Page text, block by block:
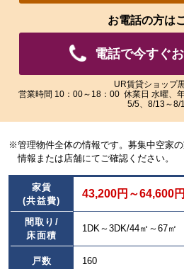
い
だ
ま
す。
お電話の方は
電話で今すぐ
UR賃貸ショップ
営業時間 10：00～18：00 休業日 水曜、
5/5、8/13～8/
※管理物件全体の情報です。募集中空家
情報または店舗にてご確認ください。
家賃
(共益費)
43,200円～64,600円
間取り/
床面積
1DK～3DK/44㎡～67㎡
戸数 160